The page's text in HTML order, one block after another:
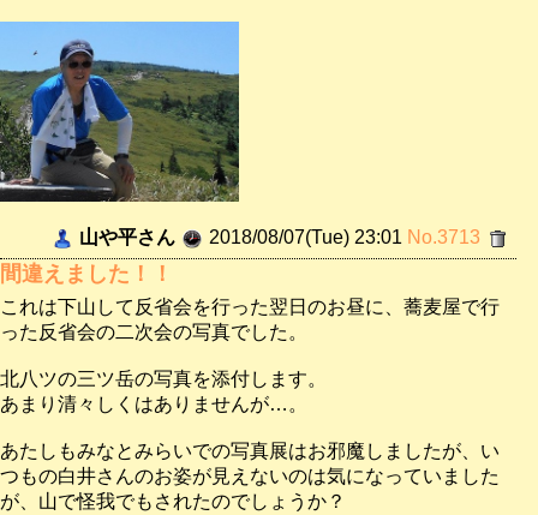
山や平さん 2018/08/07(Tue) 23:01 No.3713
間違えました！！
これは下山して反省会を行った翌日のお昼に、蕎麦屋で行
った反省会の二次会の写真でした。
北八ツの三ツ岳の写真を添付します。
あまり清々しくはありませんが…。
あたしもみなとみらいでの写真展はお邪魔しましたが、い
つもの白井さんのお姿が見えないのは気になっていました
が、山で怪我でもされたのでしょうか？